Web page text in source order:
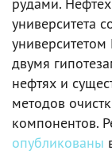
университета
двумя
нефтях и
методов
компонентов.
опубликованы